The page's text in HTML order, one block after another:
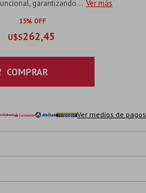
garantizando... Ver más
15
U$S262,45
COMPRAR
Ver medios de pagos